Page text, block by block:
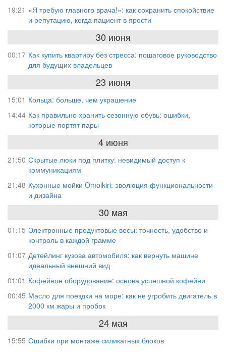
19:21 «Я требую главного врача!»: как сохранить спокойствие
и репутацию, когда пациент в ярости
30 июня
00:17 Как купить квартиру без стресса: пошаговое руководство
для будущих владельцев
23 июня
15:01 Кольца: больше, чем украшение
14:44 Как правильно хранить сезонную обувь: ошибки,
которые портят пары
4 июня
21:50 Скрытые люки под плитку: невидимый доступ к
коммуникациям
21:48 Кухонные мойки Omoikiri: эволюция функциональности
и дизайна
30 мая
01:15 Электронные продуктовые весы: точность, удобство и
контроль в каждой грамме
01:07 Детейлинг кузова автомобиля: как вернуть машине
идеальный внешний вид
01:01 Кофейное оборудование: основа успешной кофейни
00:45 Масло для поездки на море: как не угробить двигатель в
2000 км жары и пробок
24 мая
15:55 Ошибки при монтаже силикатных блоков